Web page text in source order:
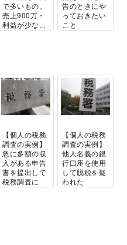
で多いもの。
売上900万・
利益が少な...
告のときにや
っておきたい
こと
【個人の税務
調査の実例】
急に多額の収
入がある申告
書を提出して
税務調査に
【個人の税務
調査の実例】
他人名義の銀
行口座を使用
して脱税を疑
われた